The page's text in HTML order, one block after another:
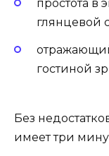
простота в
глянцевой
гостиной
Без
имеет три